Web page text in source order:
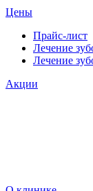
Цены
Прайс-лист
Лечение
Лечение
Акции